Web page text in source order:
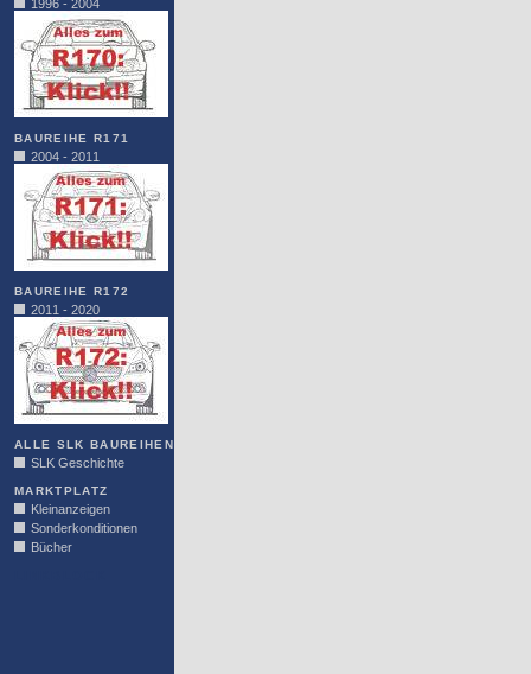
1996 - 2004
BAUREIHE R171
2004 - 2011
BAUREIHE R172
2011 - 2020
ALLE SLK BAUREIHEN
SLK Geschichte
MARKTPLATZ
Kleinanzeigen
Sonderkonditionen
Bücher